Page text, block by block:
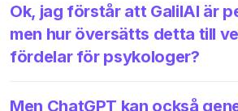
Ok, jag förstår att GalilAI är
men hur översätts detta till
fördelar för psykologer?
Men ChatGPT kan också